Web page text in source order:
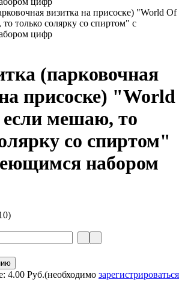
(парковочная
присоске) "World
если мешаю, то
со спиртом"
набором
)
4.00 Руб.(необходимо зарегистрироваться